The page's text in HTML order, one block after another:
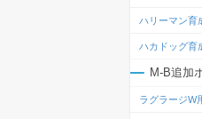
ハリーマン育
ハカドッグ育
M-B追加
ラグラージW